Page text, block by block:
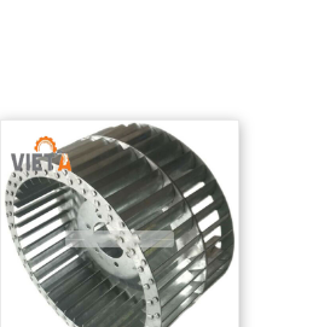
Sản phẩm đạt tiêu
chuẩn chất lượng
cao.
Hàng có sẵn trong
kho
Giá thành tốt nhất
thị trường.
Đặt mua thuận tiện –
Giao hàng toàn quốc